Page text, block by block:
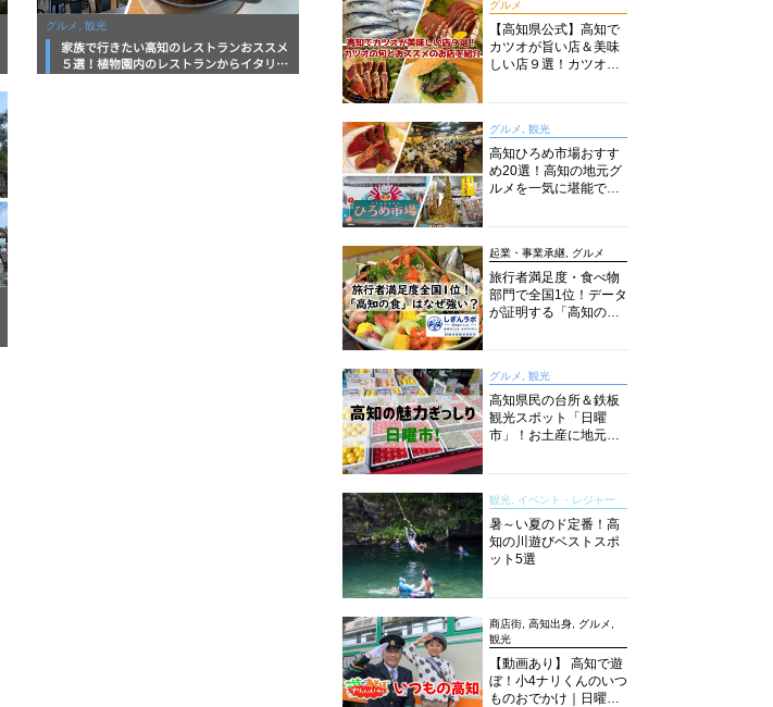
グルメ, 観光
家族で行きたい高知のレストランおススメ
５選！植物園内のレストランからイタリア
グルメ
【高知県公式】高知で
カツオが旨い店＆美味
しい店９選！カツオの
グルメ, 観光
高知ひろめ市場おすす
め20選！高知の地元グ
ルメを一気に堪能でき
起業・事業承継, グルメ
旅行者満足度・食べ物
部門で全国1位！データ
が証明する「高知の
グルメ, 観光
高知県民の台所＆鉄板
観光スポット「日曜
市」！お土産に地元野
説！
観光, イベント・レジャー
暑～い夏のド定番！高
知の川遊びベストスポ
ット5選
商店街, 高知出身, グルメ,
観光
【動画あり】 高知で遊
ぼ！小4ナリくんのいつ
ものおでかけ｜日曜市